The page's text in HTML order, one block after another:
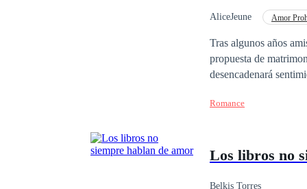
AliceJeune Amor
Tras algunos años amistad, la vida Alice Thompson, da un giro brutalmente emocional cuando descubre que, la
propuesta de
desencadenará
sobrevivir juntas?
Romance
Los libros no
Belkis Torres